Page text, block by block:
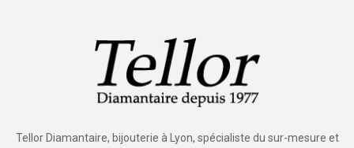
Tellor Diamantaire, bijouterie à Lyon, spécialiste du sur-mesure et